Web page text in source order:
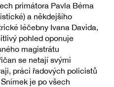
primátora Pavla Béma
a někdejšího
léčebny Ivana Davida,
pohled oponuje
magistrátu
se netají svými
práci řadových policistů
je po všech